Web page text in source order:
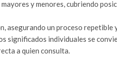
y menores, cubriendo
asegurando un proceso repetible
significados individuales se
a quien consulta.